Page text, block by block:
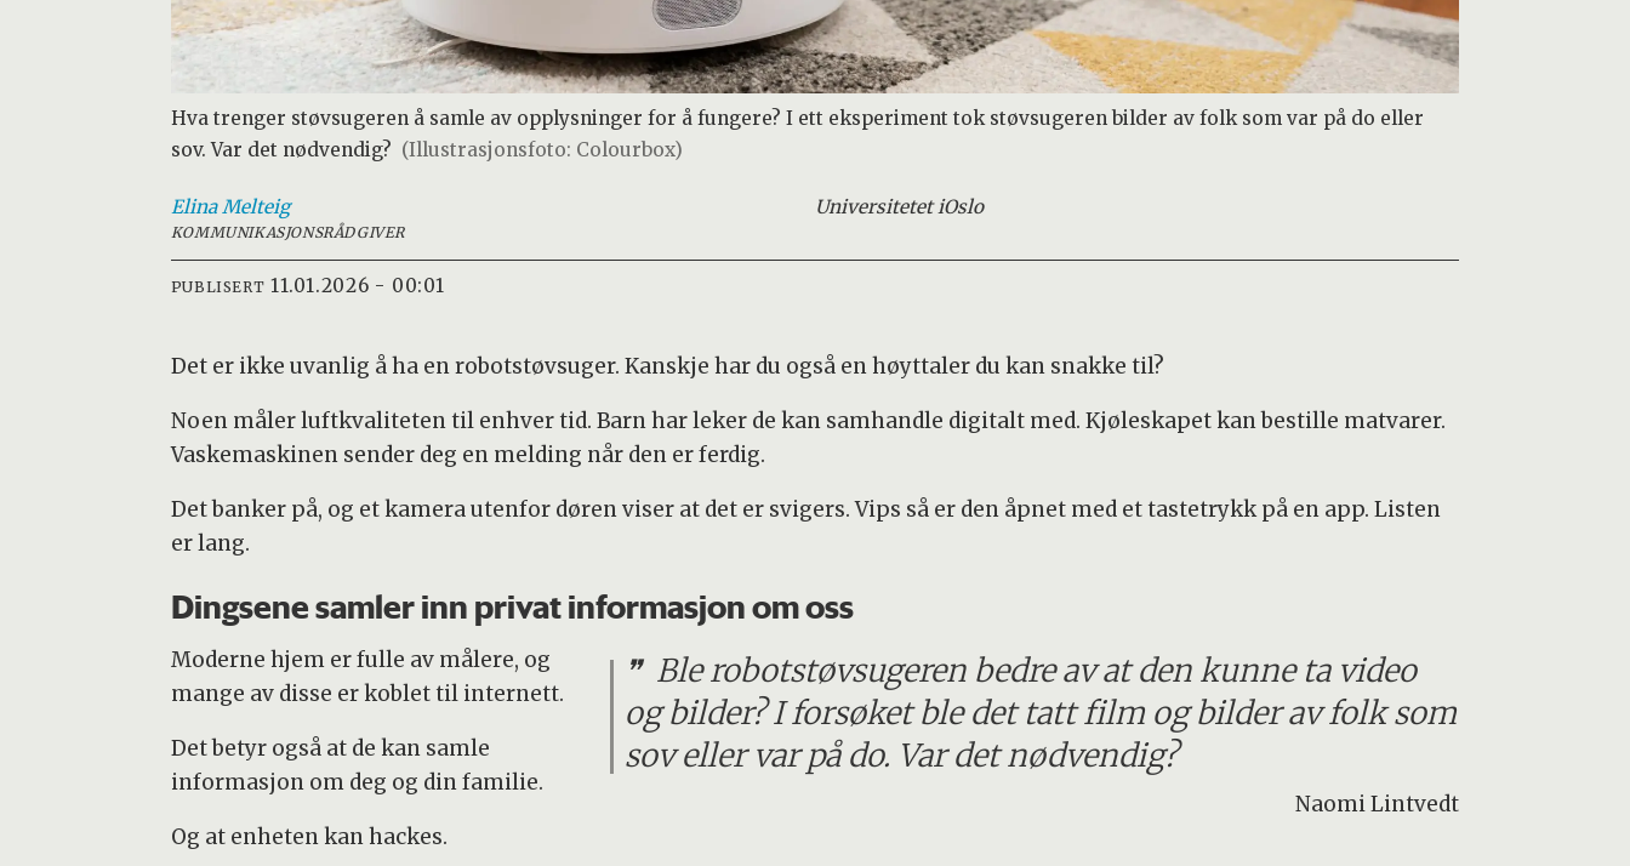
Hva trenger støvsugeren å samle av opplysninger for å fungere? I ett eksperiment tok støvsugeren bilder av folk som var på do eller
sov. Var det nødvendig? (Illustrasjonsfoto: Colourbox)
Elina Melteig
KOMMUNIKASJONSRÅDGIVER
Universitetet iOslo
PUBLISERT 11.01.2026 - 00:01
Det er ikke uvanlig å ha en robotstøvsuger. Kanskje har du også en høyttaler du kan snakke til?
Noen måler luftkvaliteten til enhver tid. Barn har leker de kan samhandle digitalt med. Kjøleskapet kan bestille matvarer.
Vaskemaskinen sender deg en melding når den er ferdig.
Det banker på, og et kamera utenfor døren viser at det er svigers. Vips så er den åpnet med et tastetrykk på en app. Listen
er lang.
Dingsene samler inn privat informasjon om oss
Ble robotstøvsugeren bedre av at den kunne ta video
og bilder? I forsøket ble det tatt film og bilder av folk som
sov eller var på do. Var det nødvendig?
Naomi Lintvedt
Moderne hjem er fulle av målere, og
mange av disse er koblet til internett.
Det betyr også at de kan samle
informasjon om deg og din familie.
Og at enheten kan hackes.